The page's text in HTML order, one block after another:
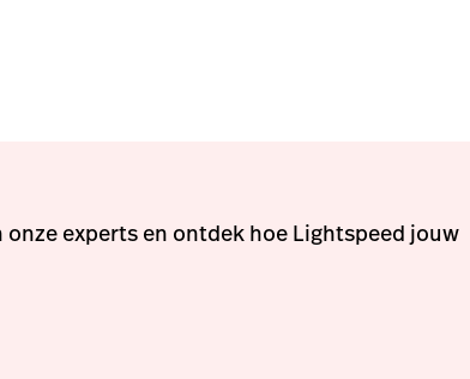
onze experts en ontdek hoe Lightspeed jouw